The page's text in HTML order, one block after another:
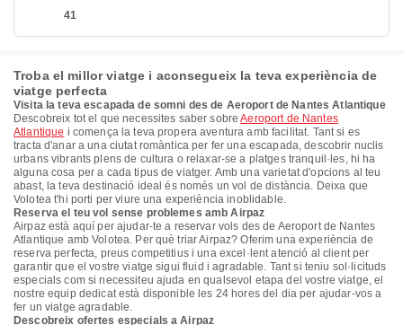
41
Troba el millor viatge i aconsegueix la teva experiència de
viatge perfecta
Visita la teva escapada de somni des de Aeroport de Nantes Atlantique
Descobreix tot el que necessites saber sobreAeroport de Nantes
Atlantique i comença la teva propera aventura amb facilitat. Tant si es
tracta d'anar a una ciutat romàntica per fer una escapada, descobrir nuclis
urbans vibrants plens de cultura o relaxar-se a platges tranquil·les, hi ha
alguna cosa per a cada tipus de viatger. Amb una varietat d'opcions al teu
abast, la teva destinació ideal és només un vol de distància. Deixa que
Volotea t'hi porti per viure una experiència inoblidable.
Reserva el teu vol sense problemes amb Airpaz
Airpaz està aquí per ajudar-te a reservar vols des de Aeroport de Nantes
Atlantique amb Volotea. Per què triar Airpaz? Oferim una experiència de
reserva perfecta, preus competitius i una excel·lent atenció al client per
garantir que el vostre viatge sigui fluid i agradable. Tant si teniu sol·licituds
especials com si necessiteu ajuda en qualsevol etapa del vostre viatge, el
nostre equip dedicat està disponible les 24 hores del dia per ajudar-vos a
fer un viatge agradable.
Descobreix ofertes especials a Airpaz